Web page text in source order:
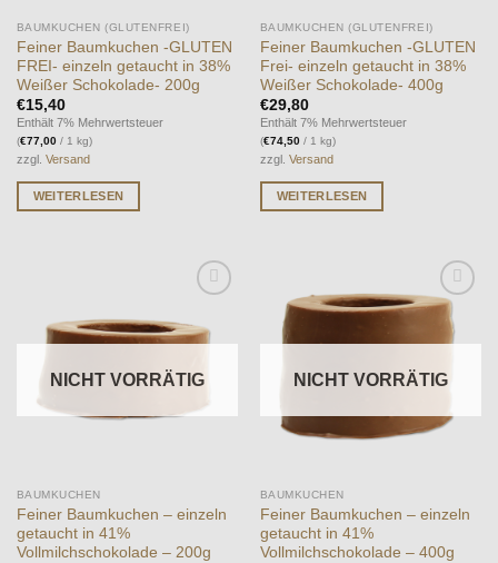
BAUMKUCHEN (GLUTENFREI)
Feiner Baumkuchen -GLUTEN
FREI- einzeln getaucht in 38%
Weißer Schokolade- 200g
€15,40
Enthält 7% Mehrwertsteuer
(€77,00/ 1 kg)
zzgl. Versand
WEITERLESEN
BAUMKUCHEN (GLUTENFREI)
Feiner Baumkuchen -GLUTEN
Frei- einzeln getaucht in 38%
Weißer Schokolade- 400g
€29,80
Enthält 7% Mehrwertsteuer
(€74,50/ 1 kg)
zzgl. Versand
WEITERLESEN
Wunschliste
NICHT VORRÄTIG
BAUMKUCHEN
Feiner Baumkuchen – einzeln
getaucht in 41%
Vollmilchschokolade – 200g
Auf die
Wunschliste
NICHT VORRÄTIG
BAUMKUCHEN
Feiner Baumkuchen – einzeln
getaucht in 41%
Vollmilchschokolade – 400g